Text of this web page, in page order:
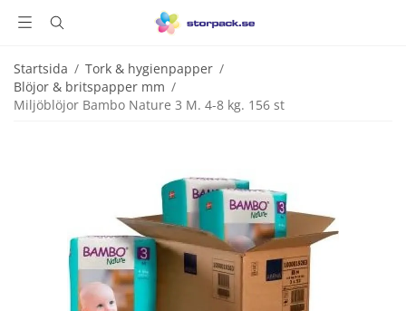
Startsida / Tork & hygienpapper /
Blöjor & britspapper mm /
Miljöblöjor Bambo Nature 3 M. 4-8 kg. 156 st